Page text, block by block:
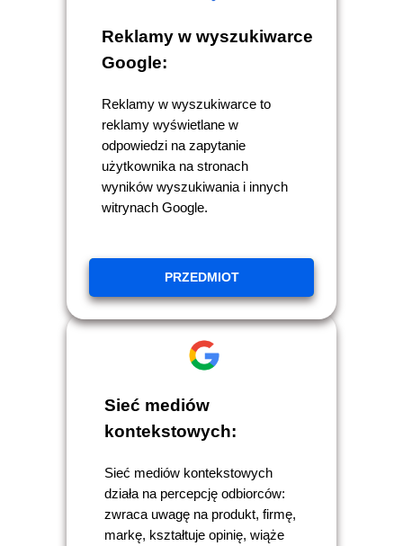
Sieć mediów
kontekstowych:
Sieć mediów kontekstowych
działa na percepcję odbiorców:
zwraca uwagę na produkt, firmę,
markę, kształtuje opinię, wiąże
PRZEDMIOT
Reklamy w wyszukiwarce to
reklamy wyświetlane w
odpowiedzi na zapytanie
użytkownika na stronach
wyników wyszukiwania i innych
witrynach Google.
Reklamy w wyszukiwarce
Google: